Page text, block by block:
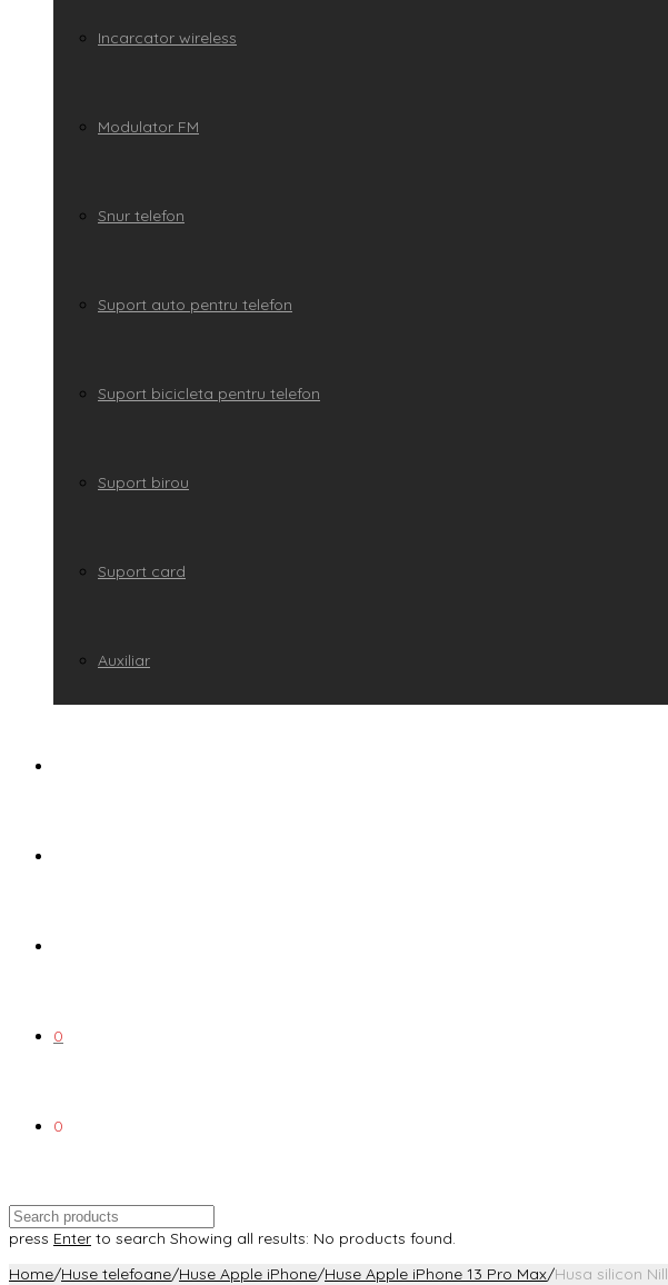
Incarcator wireless
Modulator FM
Snur telefon
Suport auto pentru telefon
Suport bicicleta pentru telefon
Suport birou
Suport card
Auxiliar
0
0
press Enter to search Showing all results: No products found.
Home/Huse telefoane/Huse Apple iPhone/Huse Apple iPhone 13 Pro Max/Husa silicon